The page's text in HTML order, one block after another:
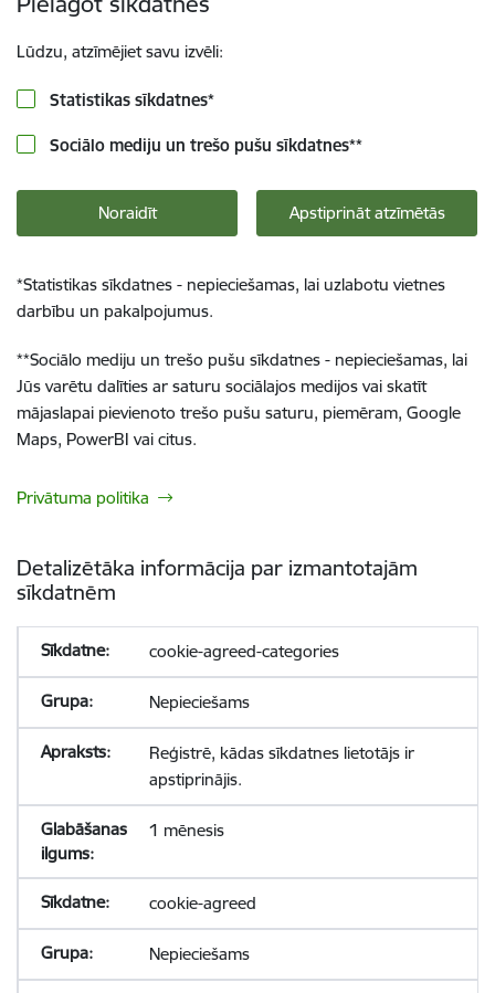
Lūdzu, atzīmējiet savu izvēli:
Statistikas sīkdatnes*
Sociālo mediju un trešo pušu sīkdatnes**
Noraidīt Apstiprināt atzīmētās
*Statistikas sīkdatnes - nepieciešamas, lai uzlabotu vietnes
darbību un pakalpojumus.
**Sociālo mediju un trešo pušu sīkdatnes - nepieciešamas, lai
Jūs varētu dalīties ar saturu sociālajos medijos vai skatīt
mājaslapai pievienoto trešo pušu saturu, piemēram, Google
Maps, PowerBI vai citus.
Privātuma politika
Detalizētāka informācija par izmantotajām
sīkdatnēm
cookie-agreed-categories
Nepieciešams
Reģistrē, kādas sīkdatnes lietotājs ir
apstiprinājis.
1 mēnesis
cookie-agreed
Nepieciešams